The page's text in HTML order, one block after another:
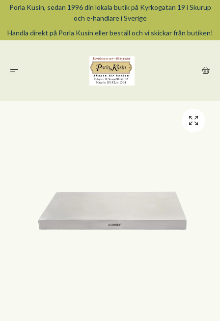
Porla Kusin, sedan 1996 din lokala butik på Kyrkogatan 19 i Skurup
och e-handlare i Sverige
Handla direkt på Porla Kusin eller beställ och vi skickar från butiken!